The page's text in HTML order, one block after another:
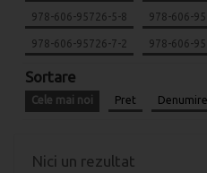
978-606-95726-5-8 978-606-
978-606-95726-7-2 978-606-
Sortare
Cele mai noi Pret Denumire
Nici un rezultat